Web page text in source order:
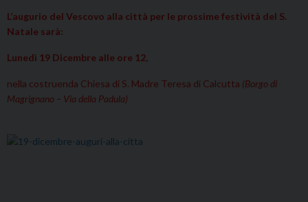
L’augurio del Vescovo alla città per le prossime festività del S.
Natale sarà:
Lunedì 19 Dicembre alle ore 12,
nella costruenda Chiesa di S. Madre Teresa di Calcutta (Borgo di
Magrignano – Via della Padula)